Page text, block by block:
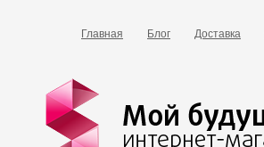
Главная Блог Доставка